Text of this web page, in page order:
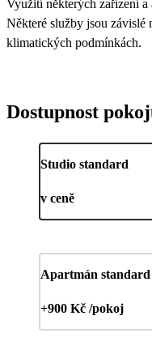
Využití některých zařízení
Některé služby jsou závislé
klimatických podmínkách.
Dostupnost
Studio standard
v ceně
Apartmán standard
+900 Kč /pokoj